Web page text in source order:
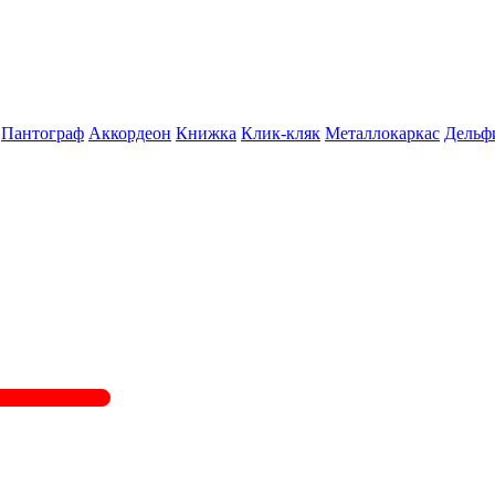
Пантограф Аккордеон Книжка Клик-кляк Металлокаркас